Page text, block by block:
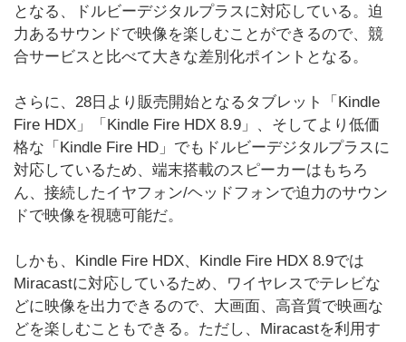
となる、ドルビーデジタルプラスに対応している。迫
力あるサウンドで映像を楽しむことができるので、競
合サービスと比べて大きな差別化ポイントとなる。
さらに、28日より販売開始となるタブレット「Kindle
Fire HDX」「Kindle Fire HDX 8.9」、そしてより低価
格な「Kindle Fire HD」でもドルビーデジタルプラスに
対応しているため、端末搭載のスピーカーはもちろ
ん、接続したイヤフォン/ヘッドフォンで迫力のサウン
ドで映像を視聴可能だ。
しかも、Kindle Fire HDX、Kindle Fire HDX 8.9では
Miracastに対応しているため、ワイヤレスでテレビな
どに映像を出力できるので、大画面、高音質で映画な
どを楽しむこともできる。ただし、Miracastを利用す